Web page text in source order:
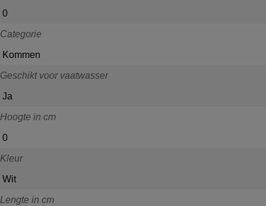
0
Categorie
Kommen
Geschikt voor vaatwasser
Ja
Hoogte in cm
0
Kleur
Wit
Lengte in cm